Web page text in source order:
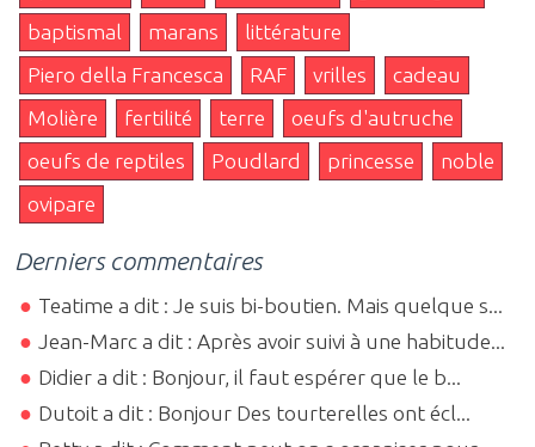
baptismal
marans
littérature
Piero della Francesca
RAF vrilles
cadeau
Molière
fertilité terre
oeufs d'autruche
oeufs de reptiles
Poudlard princesse
noble
ovipare
Derniers commentaires
Teatime a dit : Je suis bi-boutien. Mais quelque s...
Jean-Marc a dit : Après avoir suivi à une habitude...
Didier a dit : Bonjour, il faut espérer que le b...
Dutoit a dit : Bonjour Des tourterelles ont écl...